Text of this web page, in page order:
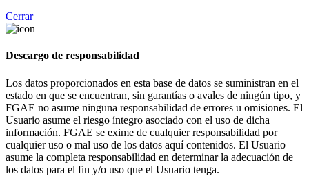
Cerrar
Descargo de responsabilidad
Los datos proporcionados en esta base de datos se suministran en el
estado en que se encuentran, sin garantías o avales de ningún tipo, y
FGAE no asume ninguna responsabilidad de errores u omisiones. El
Usuario asume el riesgo íntegro asociado con el uso de dicha
información. FGAE se exime de cualquier responsabilidad por
cualquier uso o mal uso de los datos aquí contenidos. El Usuario
asume la completa responsabilidad en determinar la adecuación de
los datos para el fin y/o uso que el Usuario tenga.